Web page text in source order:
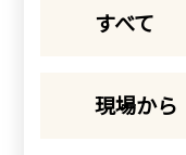
すべて
現場から